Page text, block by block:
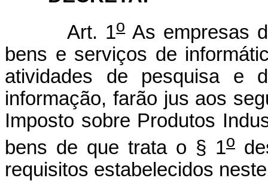
Art. 1oAs empresas
bens e serviços de
atividades de pesquisa e
informação, farão jus aos
Imposto sobre Produtos
bens de que trata o § 1o
requisitos estabelecidos